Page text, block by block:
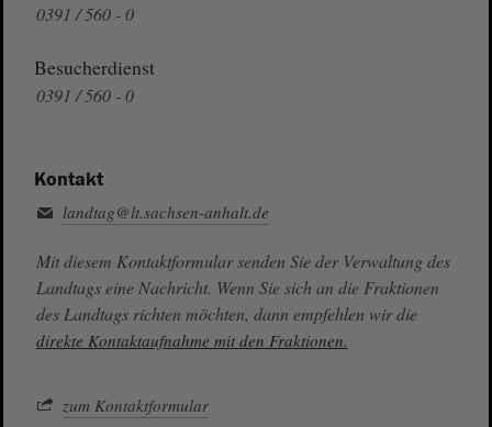
0391 / 560 - 0
Besucherdienst
0391 / 560 - 0
Kontakt
landtag@lt.sachsen-anhalt.de
Mit diesem Kontaktformular senden Sie der Verwaltung des
Landtags eine Nachricht. Wenn Sie sich an die Fraktionen
des Landtags richten möchten, dann empfehlen wir die
direkte Kontaktaufnahme mit den Fraktionen.
zum Kontaktformular